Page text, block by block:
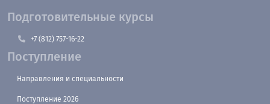
Подготовительные курсы
+7 (812) 757-16-22
Поступление
Направления и специальности
Поступление 2026